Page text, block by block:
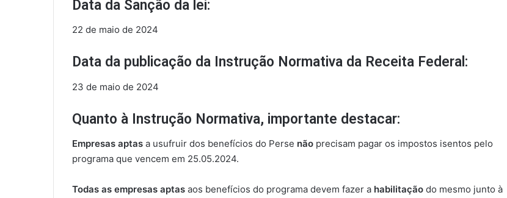
Data da Sanção da lei:
22 de maio de 2024
Data da publicação da Instrução Normativa da Receita Federal:
23 de maio de 2024
Quanto à Instrução Normativa, importante destacar:
Empresas aptas a usufruir dos benefícios do Perse não precisam pagar os impostos isentos pelo
programa que vencem em 25.05.2024.
Todas as empresas aptas aos benefícios do programa devem fazer a habilitação do mesmo junto à